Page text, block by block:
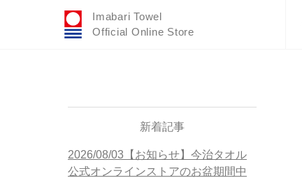
Imabari Towel
Official Online Store
新着記事
2026/08/03【お知らせ】今治タオル
公式オンラインストアのお盆期間中